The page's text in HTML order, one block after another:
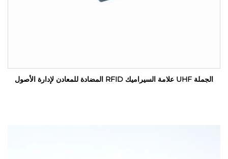
الجملة UHF علامة السيراميك RFID المضادة للمعادن لإدارة الأصول